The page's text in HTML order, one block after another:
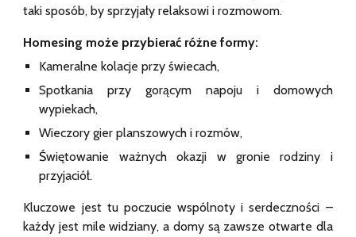
taki sposób, by sprzyjały relaksowi i rozmowom.
Homesing może przybierać różne formy:
Kameralne kolacje przy świecach,
Spotkania przy gorącym napoju i domowych
wypiekach,
Wieczory gier planszowych i rozmów,
Świętowanie ważnych okazji w gronie rodziny i
przyjaciół.
Kluczowe jest tu poczucie wspólnoty i serdeczności –
każdy jest mile widziany, a domy są zawsze otwarte dla